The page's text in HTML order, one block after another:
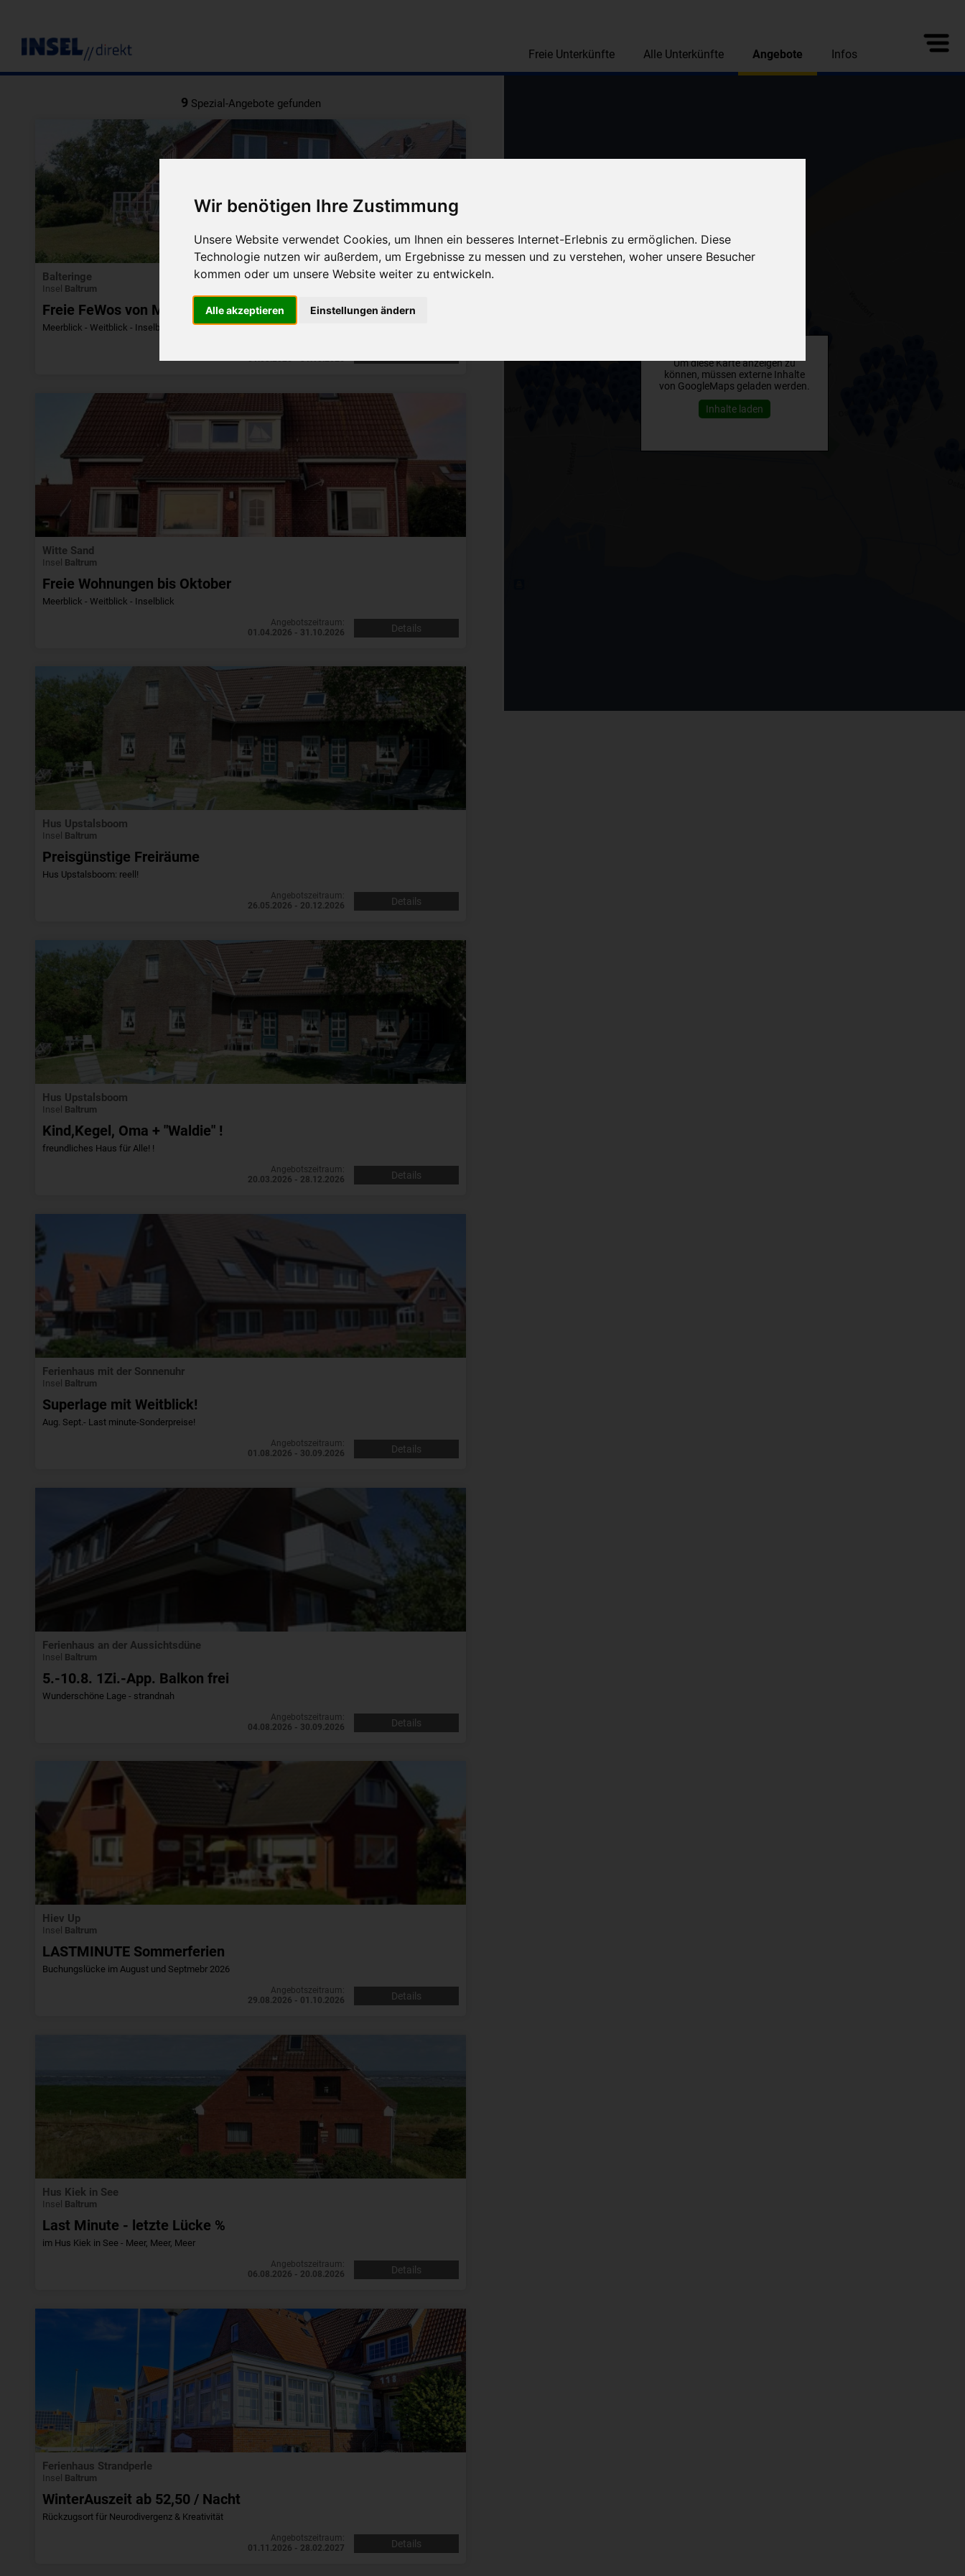
Wir benötigen Ihre Zustimmung
Unsere Website verwendet Cookies, um Ihnen ein besseres Internet-Erlebnis zu ermöglichen. Diese
Technologie nutzen wir außerdem, um Ergebnisse zu messen und zu verstehen, woher unsere Besucher
kommen oder um unsere Website weiter zu entwickeln.
Alle akzeptieren Einstellungen ändern
Freie Unterkünfte Alle Unterkünfte Angebote Infos
9 Spezial-Angebote gefunden
Balteringe
Insel Baltrum
Freie FeWos von März-Oktober
Meerblick - Weitblick - Inselblick
Witte Sand
Insel Baltrum
Freie Wohnungen bis Oktober
Meerblick - Weitblick - Inselblick
Angebotszeitraum:
01.04.2026 - 31.10.2026
Details
Hus Upstalsboom
Insel Baltrum
Preisgünstige Freiräume
Hus Upstalsboom: reell!
Angebotszeitraum:
26.05.2026 - 20.12.2026
Details
Hus Upstalsboom
Insel Baltrum
Kind,Kegel, Oma + "Waldie" !
freundliches Haus für Alle! !
Angebotszeitraum:
20.03.2026 - 28.12.2026
Details
Ferienhaus mit der Sonnenuhr
Insel Baltrum
Superlage mit Weitblick!
Aug. Sept.- Last minute-Sonderpreise!
Angebotszeitraum:
01.08.2026 - 30.09.2026
Details
Ferienhaus an der Aussichtsdüne
Insel Baltrum
5.-10.8. 1Zi.-App. Balkon frei
Wunderschöne Lage - strandnah
Angebotszeitraum:
04.08.2026 - 30.09.2026
Details
Hiev Up
Insel Baltrum
LASTMINUTE Sommerferien
Buchungslücke im August und Septmebr 2026
Angebotszeitraum:
29.08.2026 - 01.10.2026
Details
Hus Kiek in See
Insel Baltrum
Last Minute - letzte Lücke %
im Hus Kiek in See - Meer, Meer, Meer
Angebotszeitraum:
06.08.2026 - 20.08.2026
Details
Ferienhaus Strandperle
Insel Baltrum
WinterAuszeit ab 52,50 / Nacht
Rückzugsort für Neurodivergenz & Kreativität
Angebotszeitraum:
01.11.2026 - 28.02.2027
Details
Um diese Karte anzeigen zu
können, müssen externe Inhalte
von GoogleMaps geladen werden.
Inhalte laden